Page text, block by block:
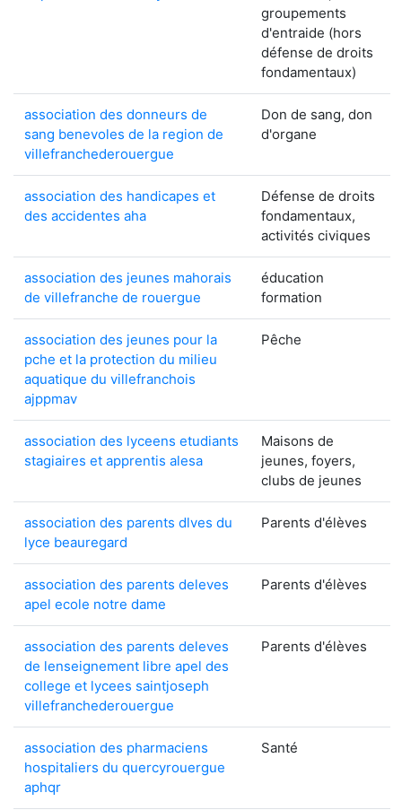
groupements
d'entraide (hors
défense de droits
fondamentaux)
association des donneurs de
sang benevoles de la region de
villefranchederouergue
Don de sang, don
d'organe
association des handicapes et
des accidentes aha
Défense de droits
fondamentaux,
activités civiques
association des jeunes mahorais
de villefranche de rouergue
éducation
formation
association des jeunes pour la
pche et la protection du milieu
aquatique du villefranchois
ajppmav
Pêche
association des lyceens etudiants
stagiaires et apprentis alesa
Maisons de
jeunes, foyers,
clubs de jeunes
association des parents dlves du
lyce beauregard
Parents d'élèves
association des parents deleves
apel ecole notre dame
Parents d'élèves
association des parents deleves
de lenseignement libre apel des
college et lycees saintjoseph
villefranchederouergue
Parents d'élèves
association des pharmaciens
hospitaliers du quercyrouergue
aphqr
Santé